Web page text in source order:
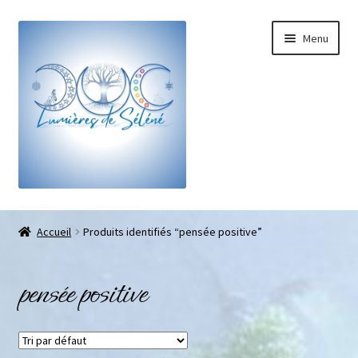
Menu
Boutique
Galets pouce anti-stress
Pendentifs sifflet et fioles
Accueil Produits identifiés “pensée positive”
pensée positive